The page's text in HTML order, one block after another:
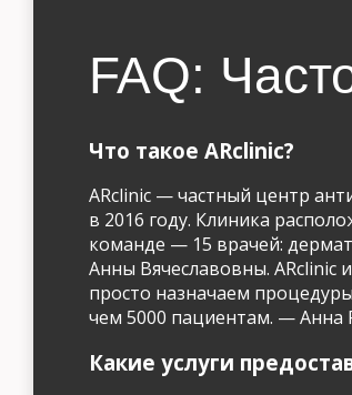
FAQ:
Что такое ARclinic?
ARclinic — частный центр
в 2016 году. Клиника
команде — 15 врачей:
Анны Вячеславовны.
просто назначаем
чем 5000 пациентам. — Анна
Какие услуги